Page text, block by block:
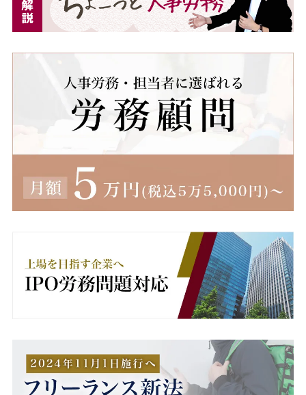
深夜割増手当
深夜割増賃金 深夜労働
減額 無断欠勤
無期労働契約
無期転換ルール
無期雇用 産休
男女雇用機会均等法
療養休暇 療養補償